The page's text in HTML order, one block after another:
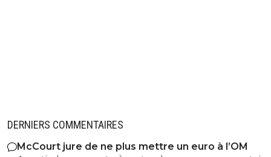
DERNIERS COMMENTAIRES
McCourt jure de ne plus mettre un euro à l’OM